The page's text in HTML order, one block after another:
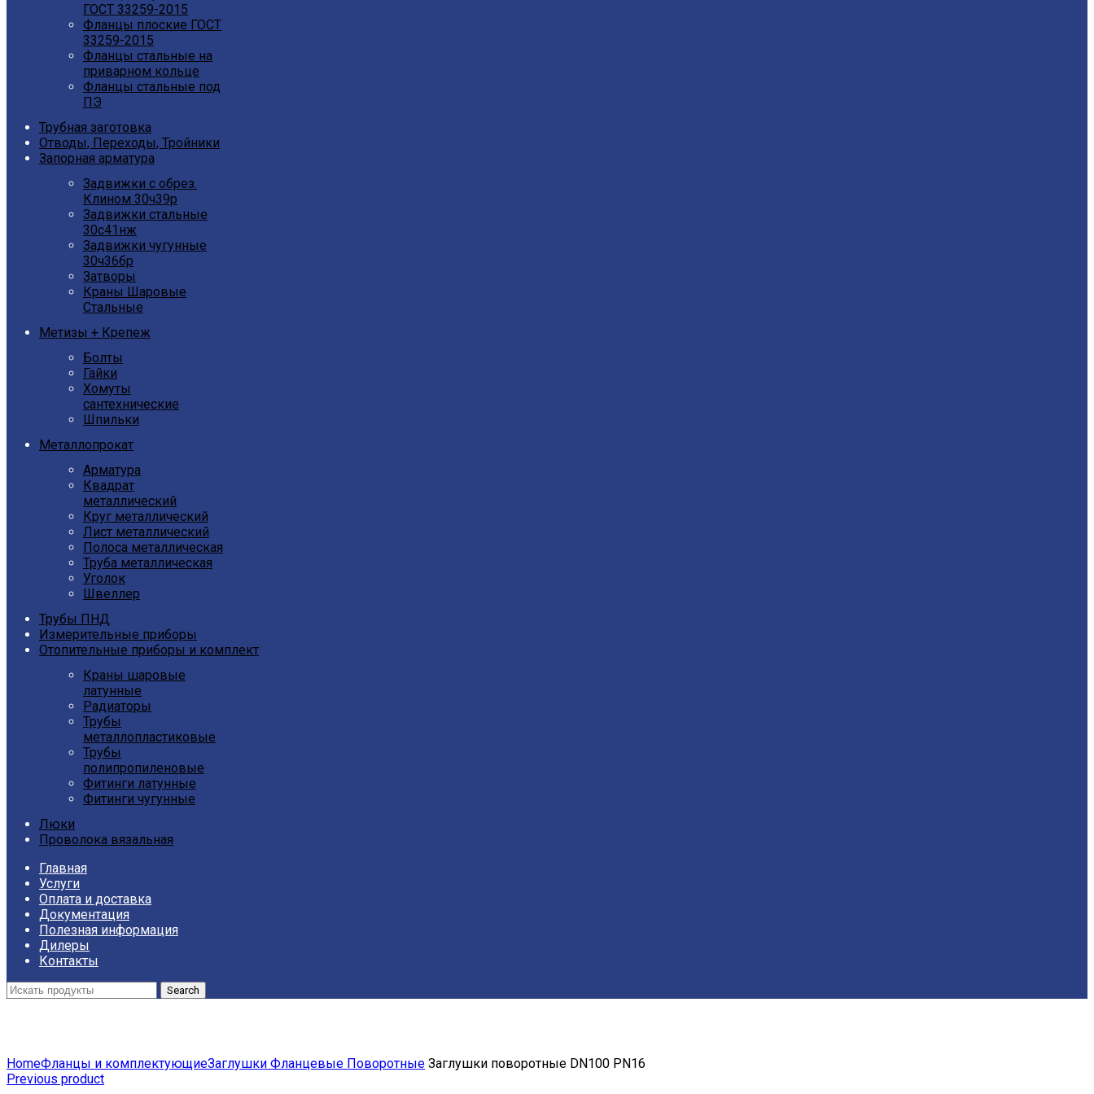
ГОСТ 33259-2015
Фланцы плоские ГОСТ
33259-2015
Фланцы стальные на
приварном кольце
Фланцы стальные под
ПЭ
Трубная заготовка
Отводы, Переходы, Тройники
Запорная арматура
Задвижки с обрез.
Клином 30ч39р
Задвижки стальные
30с41нж
Задвижки чугунные
30ч36бр
Затворы
Краны Шаровые
Стальные
Метизы + Крепеж
Болты
Гайки
Хомуты
сантехнические
Шпильки
Металлопрокат
Арматура
Квадрат
металлический
Круг металлический
Лист металлический
Полоса металлическая
Труба металлическая
Уголок
Швеллер
Трубы ПНД
Измерительные приборы
Отопительные приборы и комплект
Краны шаровые
латунные
Радиаторы
Трубы
металлопластиковые
Трубы
полипропиленовые
Фитинги латунные
Фитинги чугунные
Люки
Проволока вязальная
Главная
Услуги
Оплата и доставка
Документация
Полезная информация
Дилеры
Контакты
Search
HomeФланцы и комплектующиеЗаглушки Фланцевые Поворотные Заглушки поворотные DN100 PN16
Previous product